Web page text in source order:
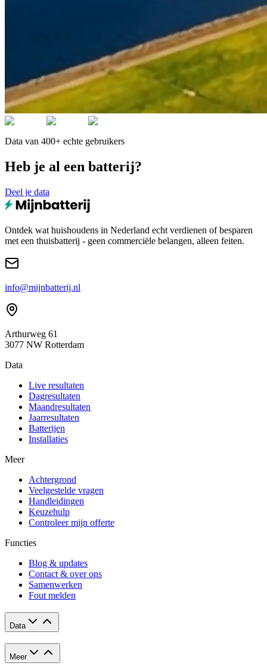
Data van 400+ echte gebruikers
Heb je al een batterij?
Deel je data
Ontdek wat huishoudens in Nederland echt verdienen of besparen
met een thuisbatterij - geen commerciële belangen, alleen feiten.
info@mijnbatterij.nl
Arthurweg 61
3077 NW Rotterdam
Data
Live resultaten
Dagresultaten
Maandresultaten
Jaarresultaten
Batterijen
Installaties
Meer
Achtergrond
Veelgestelde vragen
Handleidingen
Keuzehulp
Controleer mijn offerte
Functies
Blog & updates
Contact & over ons
Samenwerken
Fout melden
Data
Meer